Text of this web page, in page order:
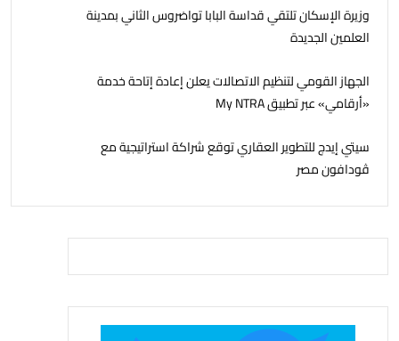
وزيرة الإسكان تلتقي قداسة البابا تواضروس الثاني بمدينة
العلمين الجديدة
الجهاز القومي لتنظيم الاتصالات يعلن إعادة إتاحة خدمة
«أرقامي» عبر تطبيق My NTRA
سيتي إيدج للتطوير العقاري توقع شراكة استراتيجية مع
ڤودافون مصر